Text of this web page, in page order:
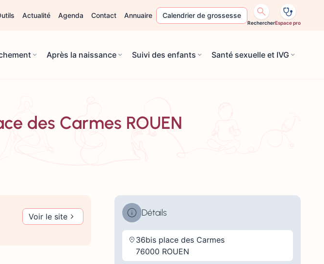
Actualité Agenda Contact Annuaire Calendrier de grossesse
RechercherEspace pro
Après la naissance Suivi des enfants Santé sexuelle et IVG
des Carmes ROUEN
Voir le site Détails
36bis place des Carmes
76000 ROUEN